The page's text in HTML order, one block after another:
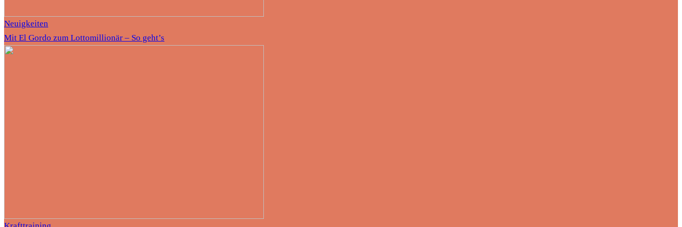
Neuigkeiten
Mit El Gordo zum Lottomillionär – So geht’s